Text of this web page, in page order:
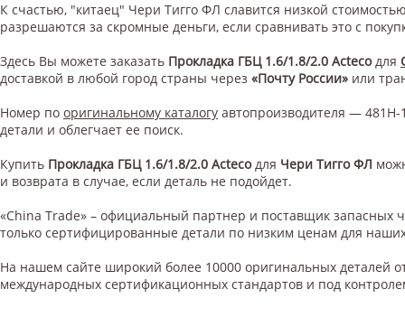
К счастью, "китаец" Чери Тигго ФЛ славится низкой
разрешаются за скромные деньги, если сравнивать это с
Здесь Вы можете заказать Прокладка ГБЦ 1.6/1.8/2.0 Actecoдля
доставкой в любой город страны через «Почту России» или
Номер по оригинальному каталогу автопроизводителя —
детали и облегчает ее поиск.
Купить Прокладка ГБЦ 1.6/1.8/2.0 Actecoдля Чери Тигго ФЛ
и возврата в случае, если деталь не подойдет.
«China Trade» – официальный партнер и поставщик запасных
только сертифицированные детали по низким ценам для
На нашем сайте широкий более 10000 оригинальных деталей
международных сертификационных стандартов и под